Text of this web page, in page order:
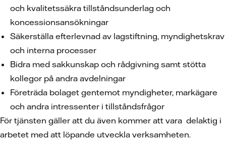
och kvalitetssäkra tillståndsunderlag och
koncessionsansökningar
Säkerställa efterlevnad av lagstiftning, myndighetskrav
och interna processer
Bidra med sakkunskap och rådgivning samt stötta
kollegor på andra avdelningar
Företräda bolaget gentemot myndigheter, markägare
och andra intressenter i tillståndsfrågor
För tjänsten gäller att du även kommer att vara delaktig i
arbetet med att löpande utveckla verksamheten.